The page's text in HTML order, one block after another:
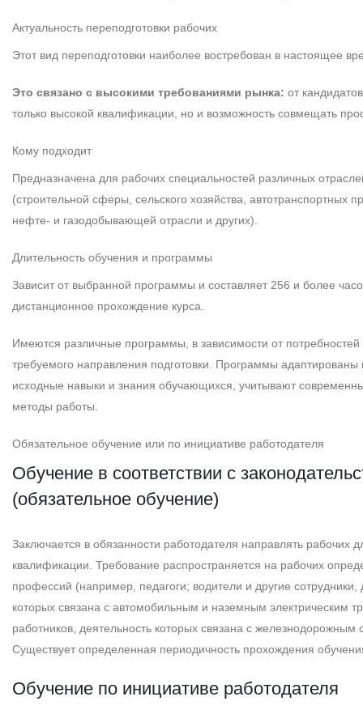
Актуальность переподготовки рабочих
Этот вид переподготовки наиболее востребован в настоящее
Это связано с высокими требованиями рынка: от
только высокой квалификации, но и возможность совмещать
Кому подходит
Предназначена для рабочих специальностей различных
(строительной сферы, сельского хозяйства, автотранспортных
нефте- и газодобывающей отрасли и других).
Длительность обучения и программы
Зависит от выбранной программы и составляет 256 и более
дистанционное прохождение курса.
Имеются различные программы, в зависимости от
требуемого направления подготовки. Программы адаптированы
исходные навыки и знания обучающихся, учитывают
методы работы.
Обязательное обучение или по инициативе работодателя
Обучение в соответствии с
(обязательное обучение)
Заключается в обязанности работодателя направлять рабочих
квалификации. Требование распространяется на рабочих
профессий (например, педагоги; водители и другие сотрудники,
которых связана с автомобильным и наземным электрическим
работников, деятельность которых связана с
Существует определенная периодичность прохождения
Обучение по инициативе работодателя